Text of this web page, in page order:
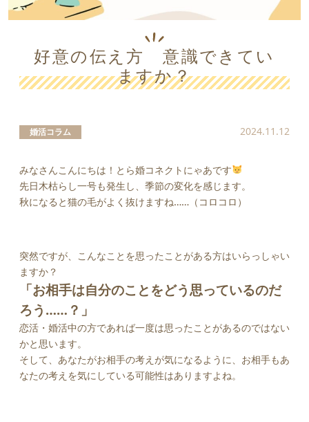
好意の伝え方 意識できてい
ますか？
婚活コラム 2024.11.12
みなさんこんにちは！とら婚コネクトにゃあです
先日木枯らし一号も発生し、季節の変化を感じます。
秋になると猫の毛がよく抜けますね……（コロコロ）
突然ですが、こんなことを思ったことがある方はいらっしゃい
ますか？
「お相手は自分のことをどう思っているのだ
ろう……？」
恋活・婚活中の方であれば一度は思ったことがあるのではない
かと思います。
そして、あなたがお相手の考えが気になるように、お相手もあ
なたの考えを気にしている可能性はありますよね。